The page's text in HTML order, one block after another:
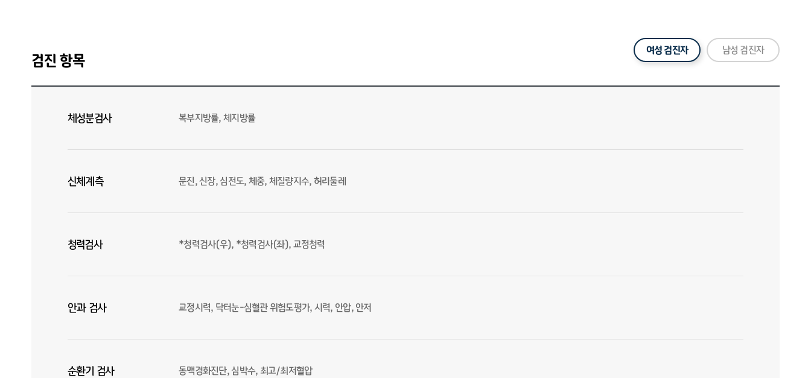
검진 항목
여성 검진자 남성 검진자
체성분검사 복부지방률, 체지방률
신체계측 문진, 신장, 심전도, 체중, 체질량지수, 허리둘레
청력검사 *청력검사(우), *청력검사(좌), 교정청력
안과 검사 교정시력, 닥터눈-심혈관 위험도평가, 시력, 안압, 안저
순환기 검사 동맥경화진단, 심박수, 최고/최저혈압